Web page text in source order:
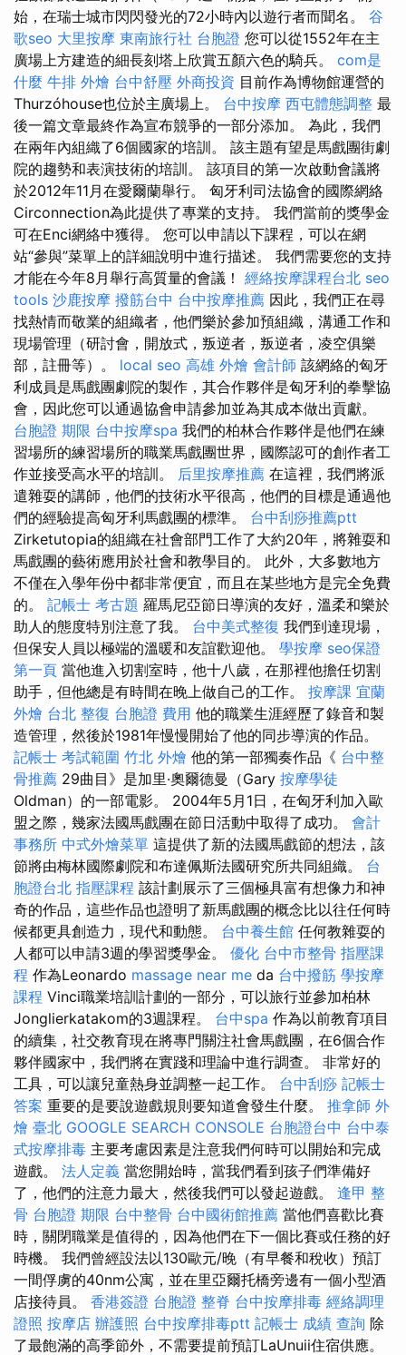
始，在瑞士城市閃閃發光的72小時內以遊行者而聞名。 谷
歌seo 大里按摩 東南旅行社 台胞證 您可以從1552年在主
廣場上方建造的細長刻塔上欣賞五顏六色的騎兵。 com是
什麼 牛排 外燴 台中舒壓 外商投資 目前作為博物館運營的
Thurzóhouse也位於主廣場上。 台中按摩 西屯體態調整 最
後一篇文章最終作為宣布競爭的一部分添加。 為此，我們
在兩年內組織了6個國家的培訓。 該主題有望是馬戲團街劇
院的趨勢和表演技術的培訓。 該項目的第一次啟動會議將
於2012年11月在愛爾蘭舉行。 匈牙利司法協會的國際網絡
Circonnection為此提供了專業的支持。 我們當前的獎學金
可在Enci網絡中獲得。 您可以申請以下課程，可以在網
站“參與”菜單上的詳細說明中進行描述。 我們需要您的支持
才能在今年8月舉行高質量的會議！ 經絡按摩課程台北 seo
tools 沙鹿按摩 撥筋台中 台中按摩推薦 因此，我們正在尋
找熱情而敬業的組織者，他們樂於參加預組織，溝通工作和
現場管理（研討會，開放式，叛逆者，叛逆者，凌空俱樂
部，註冊等）。 local seo 高雄 外燴 會計師 該網絡的匈牙
利成員是馬戲團劇院的製作，其合作夥伴是匈牙利的拳擊協
會，因此您可以通過協會申請參加並為其成本做出貢獻。
台胞證 期限 台中按摩spa 我們的柏林合作夥伴是他們在練
習場所的練習場所的職業馬戲團世界，國際認可的創作者工
作並接受高水平的培訓。 后里按摩推薦 在這裡，我們將派
遣雜耍的講師，他們的技術水平很高，他們的目標是通過他
們的經驗提高匈牙利馬戲團的標準。 台中刮痧推薦ptt
Zirketutopia的組織在社會部門工作了大約20年，將雜耍和
馬戲團的藝術應用於社會和教學目的。 此外，大多數地方
不僅在入學年份中都非常便宜，而且在某些地方是完全免費
的。 記帳士 考古題 羅馬尼亞節日導演的友好，溫柔和樂於
助人的態度特別注意了我。 台中美式整復 我們到達現場，
但保安人員以極端的溫暖和友誼歡迎他。 學按摩 seo保證
第一頁 當他進入切割室時，他十八歲，在那裡他擔任切割
助手，但他總是有時間在晚上做自己的工作。 按摩課 宜蘭
外燴 台北 整復 台胞證 費用 他的職業生涯經歷了錄音和製
造管理，然後於1981年慢慢開始了他的同步導演的作品。
記帳士 考試範圍 竹北 外燴 他的第一部獨奏作品《 台中整
骨推薦 29曲目》是加里·奧爾德曼（Gary 按摩學徒
Oldman）的一部電影。 2004年5月1日，在匈牙利加入歐
盟之際，幾家法國馬戲團在節日活動中取得了成功。 會計
事務所 中式外燴菜單 這提供了新的法國馬戲節的想法，該
節將由梅林國際劇院和布達佩斯法國研究所共同組織。 台
胞證台北 指壓課程 該計劃展示了三個極具富有想像力和神
奇的作品，這些作品也證明了新馬戲團的概念比以往任何時
候都更具創造力，現代和動態。 台中養生館 任何教雜耍的
人都可以申請3週的學習獎學金。 優化 台中市整骨 指壓課
程 作為Leonardo massage near me da 台中撥筋 學按摩
課程 Vinci職業培訓計劃的一部分，可以旅行並參加柏林
Jonglierkatakom的3週課程。 台中spa 作為以前教育項目
的續集，社交教育現在將專門關注社會馬戲團，在6個合作
夥伴國家中，我們將在實踐和理論中進行調查。 非常好的
工具，可以讓兒童熱身並調整一起工作。 台中刮痧 記帳士
答案 重要的是要說遊戲規則要知道會發生什麼。 推拿師 外
燴 臺北 GOOGLE SEARCH CONSOLE 台胞證台中 台中泰
式按摩排毒 主要考慮因素是注意我們何時可以開始和完成
遊戲。 法人定義 當您開始時，當我們看到孩子們準備好
了，他們的注意力最大，然後我們可以發起遊戲。 逢甲 整
骨 台胞證 期限 台中整骨 台中國術館推薦 當他們喜歡比賽
時，關閉職業是值得的，因為他們在下一個比賽或任務的好
時機。 我們曾經設法以130歐元/晚（有早餐和稅收）預訂
一間俘虜的40nm公寓，並在里亞爾托橋旁邊有一個小型酒
店接待員。 香港簽證 台胞證 整脊 台中按摩排毒 經絡調理
證照 按摩店 辦護照 台中按摩排毒ptt 記帳士 成績 查詢 除
了最飽滿的高季節外，不需要提前預訂LaUnuii住宿供應。